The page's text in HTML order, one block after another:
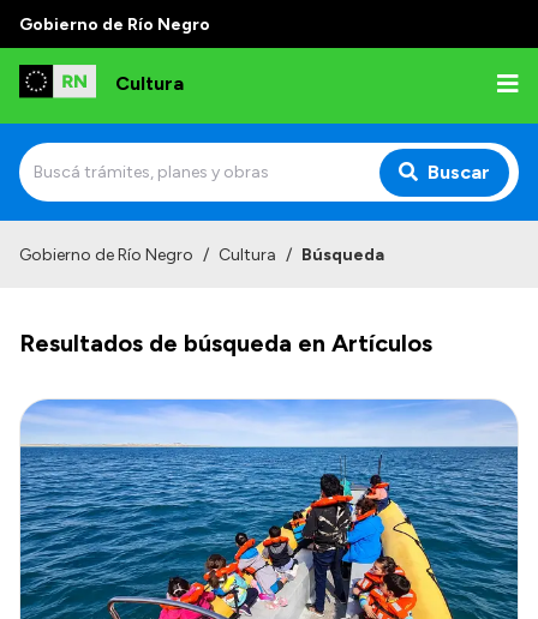
Gobierno de Río Negro
Cultura
Buscar
Funciones
Autoridades
Delegaciones
Normativa
Transparencia
Gobierno de Río Negro / Cultura / Búsqueda
Resultados de búsqueda en Artículos